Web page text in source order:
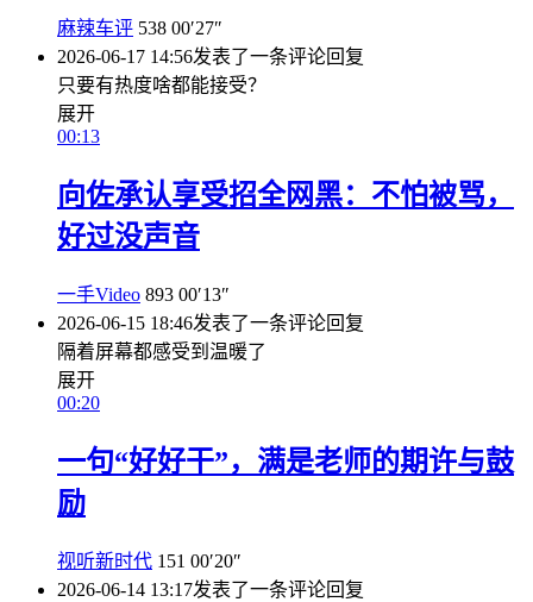
麻辣车评 538 00′27″
2026-06-17 14:56发表了一条评论回复
只要有热度啥都能接受？
展开
00:13
向佐承认享受招全网黑：不怕被骂，
好过没声音
一手Video 893 00′13″
2026-06-15 18:46发表了一条评论回复
隔着屏幕都感受到温暖了
展开
00:20
一句“好好干”，满是老师的期许与鼓
励
视听新时代 151 00′20″
2026-06-14 13:17发表了一条评论回复